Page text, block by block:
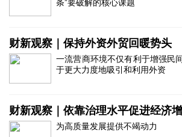
条”要破解的核心课题
财新观察｜保持外资外贸回暖势头
一流营商环境不仅有利于增强民
于更大力度地吸引和利用外资
财新观察｜依靠治理水平促进经济
为高质量发展提供不竭动力